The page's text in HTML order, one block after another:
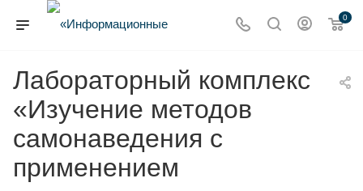
0
Лабораторный комплекс
«Изучение методов
самонаведения с
применением